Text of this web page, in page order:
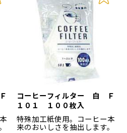
コーヒーフィルター 白 Ｆ
１０１ １００枚入
特殊加工紙使用。コーヒー本
来のおいしさを抽出します。